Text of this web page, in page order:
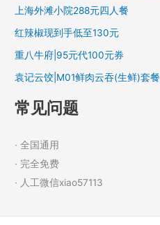
上海外滩小院288元四人餐
红辣椒现到手低至130元
重八牛府|95元代100元券
袁记云饺|M01鲜肉云吞(生鲜)套餐
常见问题
· 全国通用
· 完全免费
· 人工微信xiao57113